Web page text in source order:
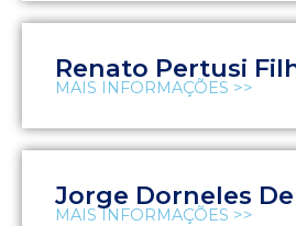
Renato Pertusi
MAIS INFORMAÇÕES >>
Jorge Dorneles
MAIS INFORMAÇÕES >>